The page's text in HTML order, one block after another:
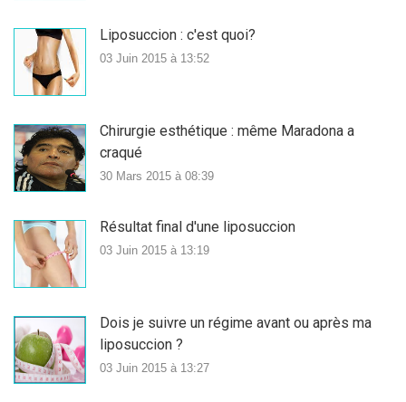
Liposuccion : c'est quoi?
03 Juin 2015 à 13:52
Chirurgie esthétique : même Maradona a
craqué
30 Mars 2015 à 08:39
Résultat final d'une liposuccion
03 Juin 2015 à 13:19
Dois je suivre un régime avant ou après ma
liposuccion ?
03 Juin 2015 à 13:27